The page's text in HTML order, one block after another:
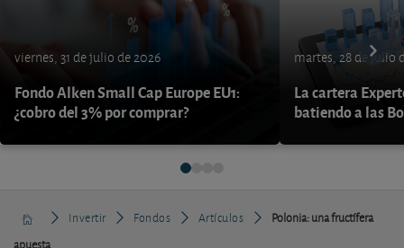
viernes, 31 de julio de 2026
Fondo Alken Small Cap Europe EU1:
¿cobro del 3% por comprar?
martes, 28 de julio
La cartera
batiendo a las
Invertir Fondos Artículos
Polonia: una fructífera
apuesta